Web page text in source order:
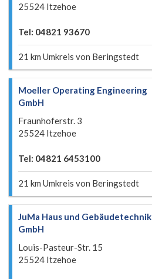
25524 Itzehoe
Tel: 04821 93670
21 km Umkreis von Beringstedt
Moeller Operating Engineering
GmbH
Fraunhoferstr. 3
25524 Itzehoe
Tel: 04821 6453100
21 km Umkreis von Beringstedt
JuMa Haus und Gebäudetechnik
GmbH
Louis-Pasteur-Str. 15
25524 Itzehoe